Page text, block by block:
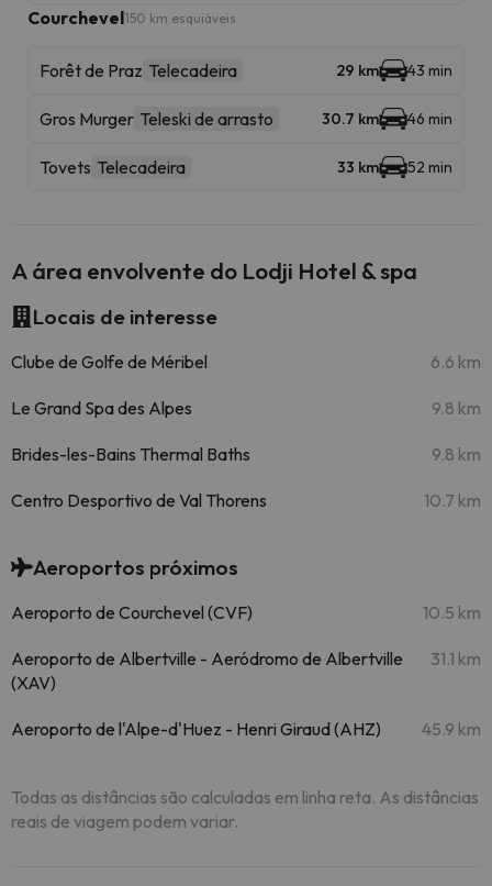
Courchevel150 km esquiáveis
Forêt de Praz Telecadeira 29 km 43 min
Gros Murger Teleski de arrasto 30.7 km 46 min
Tovets Telecadeira 33 km 52 min
A área envolvente do Lodji Hotel & spa
Locais de interesse
Clube de Golfe de Méribel 6.6 km
Le Grand Spa des Alpes 9.8 km
Brides-les-Bains Thermal Baths 9.8 km
Centro Desportivo de Val Thorens 10.7 km
Aeroportos próximos
Aeroporto de Courchevel (CVF) 10.5 km
Aeroporto de Albertville - Aeródromo de Albertville
(XAV)
31.1 km
Aeroporto de l'Alpe-d'Huez - Henri Giraud (AHZ) 45.9 km
Todas as distâncias são calculadas em linha reta. As distâncias
reais de viagem podem variar.